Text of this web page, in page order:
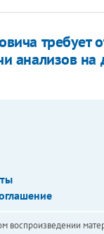
требует
анализов на
воспроизведении